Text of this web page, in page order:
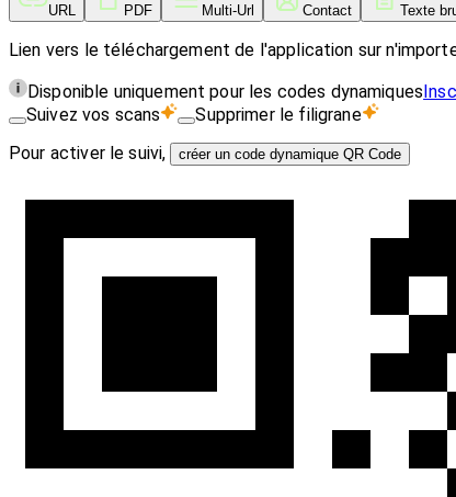
URL PDF Multi-Url Contact Texte
Lien vers le téléchargement de l'application sur
Disponible uniquement pour les codes dynamiques
Suivez vos scans
Supprimer le filigrane
Pour activer le suivi,
créer un code dynamique QR Code